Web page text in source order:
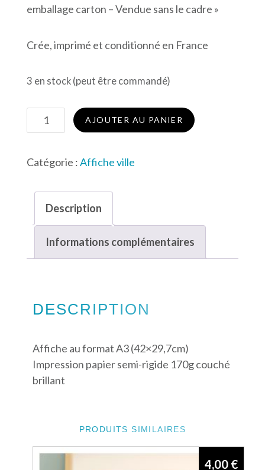
emballage carton – Vendue sans le cadre »
Crée, imprimé et conditionné en France
3 en stock (peut être commandé)
quantité
de
de
AJOUTER AU PANIER
Catégorie :Affiche ville
Description
Informations complémentaires
DESCRIPTION
Affiche au format A3 (42×29,7cm)
Impression papier semi-rigide 170g couché
brillant
PRODUITS SIMILAIRES
4,00 €